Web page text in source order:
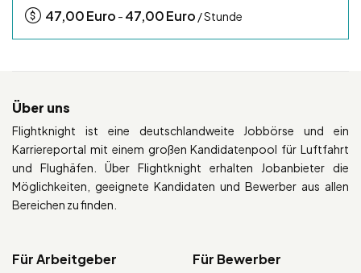
47,00Euro - 47,00Euro / Stunde
Über uns
Flightknight ist eine deutschlandweite Jobbörse und ein
Karriereportal mit einem großen Kandidatenpool für Luftfahrt
und Flughäfen. Über Flightknight erhalten Jobanbieter die
Möglichkeiten, geeignete Kandidaten und Bewerber aus allen
Bereichen zu finden.
Für Arbeitgeber Für Bewerber